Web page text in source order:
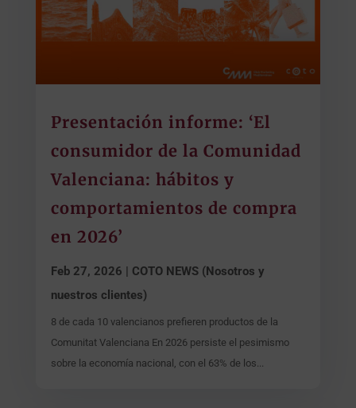
Presentación informe: ‘El
consumidor de la Comunidad
Valenciana: hábitos y
comportamientos de compra
en 2026’
Feb 27, 2026 | COTO NEWS (Nosotros y
nuestros clientes)
8 de cada 10 valencianos prefieren productos de la
Comunitat Valenciana En 2026 persiste el pesimismo
sobre la economía nacional, con el 63% de los...